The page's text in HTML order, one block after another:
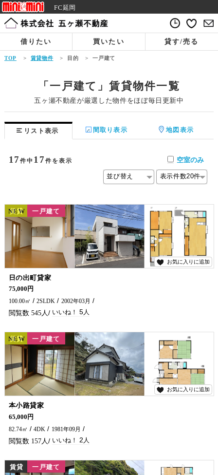
FC延岡
借りたい 買いたい 貸す/売る
TOP > 賃貸物件 > 目的 > 一戸建て
「一戸建て」賃貸物件一覧
五ヶ瀬不動産が厳選した物件をほぼ毎日更新中
リスト表示 間取り表示 地図表示
17件中 17件を表示 空室のみ
お気に入りに追加
5
賃貸
NEW 一戸建て
日の出町貸家
延岡駅・公園が徒歩圏内にあります♪ うれしい広々ウォークインクローゼット付です(^^)/ 延岡で貸家をお探しなら五ヶ瀬不動産までお問い合わせください♪
75,000円
100.00㎡
2SLDK 2002年03月
545 5
お気に入りに追加
賃貸
NEW 一戸建て
本小路貸家
高台にペット可物件でました。見晴らしも非常によく庭も広々で駐車場としても利用できます。 ファミリー向け物件となります。 五ヶ瀬不動産までお問合せをお待ちしております♪
65,000円
82.74㎡
4DK 1981年09月
157 2
賃貸 一戸建て